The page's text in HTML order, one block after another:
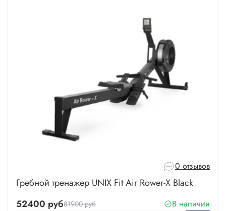
0 отзывов
Гребной тренажер UNIX Fit Air Rower-X Black
52400 руб81900 руб
В наличии